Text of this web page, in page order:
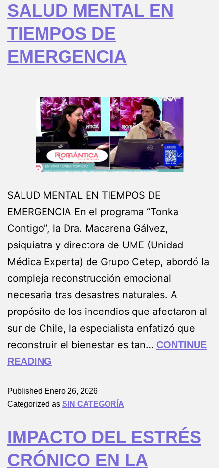
SALUD MENTAL EN
TIEMPOS DE
EMERGENCIA
SALUD MENTAL EN TIEMPOS DE
EMERGENCIA En el programa “Tonka
Contigo”, la Dra. Macarena Gálvez,
psiquiatra y directora de UME (Unidad
Médica Experta) de Grupo Cetep, abordó la
compleja reconstrucción emocional
necesaria tras desastres naturales. A
propósito de los incendios que afectaron al
sur de Chile, la especialista enfatizó que
reconstruir el bienestar es tan… CONTINUE
READING
Published Enero 26, 2026
Categorized as SIN CATEGORÍA
IMPACTO DEL ESTRÉS
CRÓNICO EN LA